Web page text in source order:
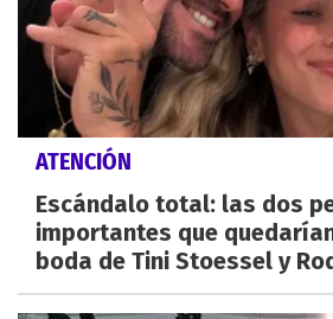
ATENCIÓN
Escándalo total: las dos
importantes que
boda de Tini Stoessel y